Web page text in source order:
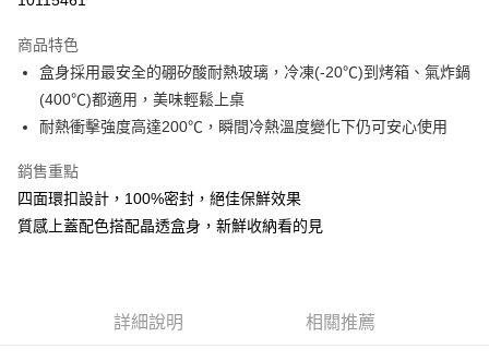
消。如遇「轉專審核」未通過狀況，表示未達大哥付你分期系統評分，恕無
法說明評估內容。
【繳款方式說明】
1.分期款項不併入電信帳單，「大哥付你分期」於每月結算日後寄送繳費提
醒簡訊。
2.透過簡訊連結打開帳單後，可選擇「超商條碼／台灣大直營門市／銀行轉
【注意事項】
1.本服務係由「台灣大哥大股份有限公司」（以下簡稱本公司）所提供，讓
用戶於交易時，得透過本服務購買商品或服務，並由商店將買賣／分期付款
3.完整用戶服務條款，請詳閱以下連結：
https://oppay.tw/userRule
付款後7-11取貨
每筆NT$80，滿NT$888(含以上)免運費
每筆NT$120，滿NT$1,000(含以上)免運費
門市取貨-自備購物袋
商品特色
盒身採用最安全的硼矽酸耐熱玻璃，冷凍(-20℃)到烤箱、氣炸鍋
(400℃)都適用，美味輕鬆上桌
耐熱衝擊強度高達200℃，瞬間冷熱溫度變化下仍可安心使用
銷售重點
四面環扣設計，100%密封，絕佳保鮮效果
質感上蓋配色搭配晶透盒身，新鮮收納看的見
詳細說明 相關推薦